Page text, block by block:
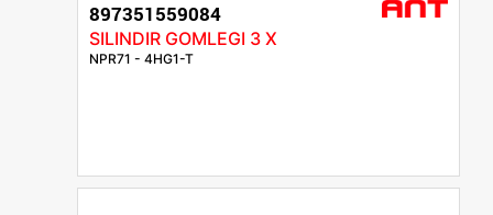
897351559084
SILINDIR GOMLEGI 3 X
NPR71 - 4HG1-T